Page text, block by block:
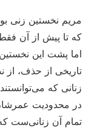
مریم نخستین زنی
که تا پیش از آن
اما پشت این
تاریخی از حذف، از
زنانی که
در محدودیت
تمام آن زنانی‌ست